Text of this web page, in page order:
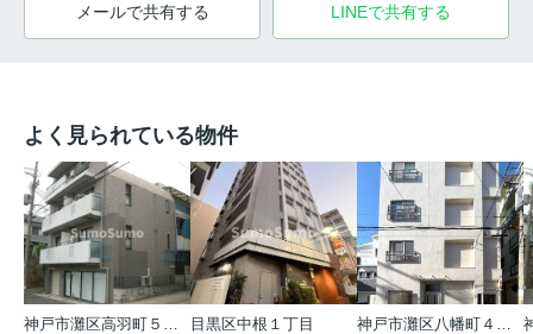
メールで共有する LINEで共有する
よく見られている物件
目黒区中根１丁目